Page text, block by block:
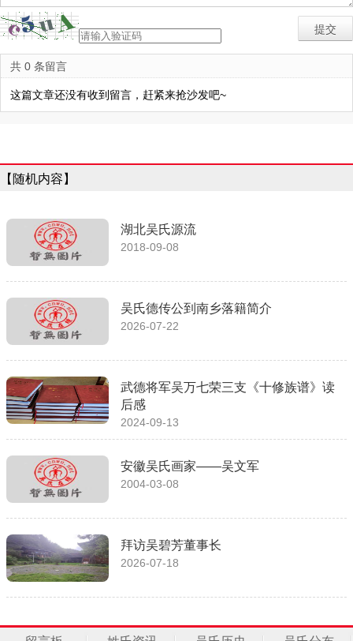
共 0 条留言
这篇文章还没有收到留言，赶紧来抢沙发吧~
【随机内容】
湖北吴氏源流
2018-09-08
吴氏德传公到南乡落籍简介
2026-07-22
武德将军吴万七荣三支《十修族谱》读
后感
2024-09-13
安徽吴氏画家——吴文军
2004-03-08
拜访吴碧芳董事长
2026-07-18